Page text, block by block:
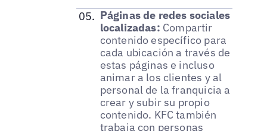
Páginas de redes sociales
localizadas: Compartir
contenido específico para
cada ubicación a través de
estas páginas e incluso
animar a los clientes y al
personal de la franquicia a
crear y subir su propio
contenido. KFC también
trabaja con personas